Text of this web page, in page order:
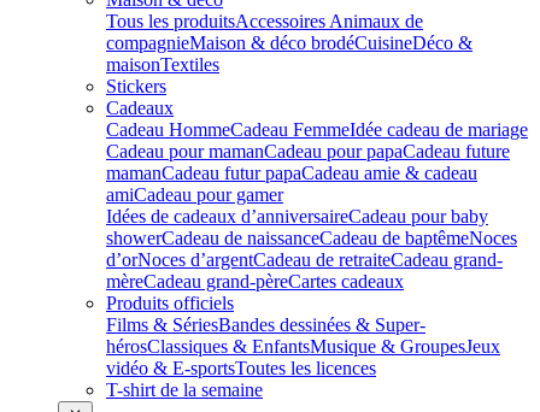
Tous les produitsAccessoires Animaux de
compagnieMaison & déco brodéCuisineDéco &
maisonTextiles
Stickers
Cadeaux
Cadeau HommeCadeau FemmeIdée cadeau de mariage​
Cadeau pour mamanCadeau pour papaCadeau future
mamanCadeau futur papaCadeau amie & cadeau
amiCadeau pour gamer
Idées de cadeaux d’anniversaireCadeau pour baby
showerCadeau de naissanceCadeau de baptêmeNoces
d’orNoces d’argentCadeau de retraiteCadeau grand-
mèreCadeau grand-pèreCartes cadeaux
Produits officiels
Films & SériesBandes dessinées & Super-
hérosClassiques & EnfantsMusique & GroupesJeux
vidéo & E-sportsToutes les licences
T-shirt de la semaine